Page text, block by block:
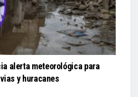
alerta meteorológica para
y huracanes